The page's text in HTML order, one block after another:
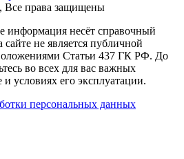
права защищены
информация несёт справочный
не является публичной
Статьи 437 ГК РФ. До
во всех для вас важных
и условиях его эксплуатации.
персональных данных